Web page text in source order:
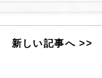
新しい記事へ >>